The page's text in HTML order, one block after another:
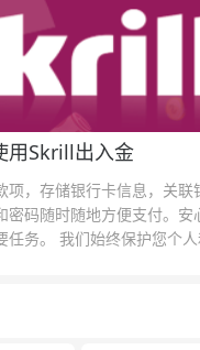
用Skrill出入金
，存储银行卡信息，关联
密码随时随地方便支付。安
任务。 我们始终保护您个人